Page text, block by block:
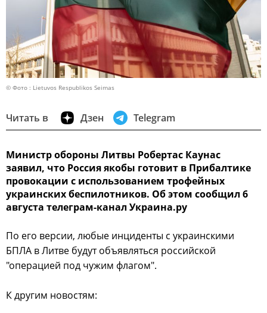
© Фото : Lietuvos Respublikos Seimas
Читать в Дзен Telegram
Министр обороны Литвы Робертас Каунас
заявил, что Россия якобы готовит в Прибалтике
провокации с использованием трофейных
украинских беспилотников. Об этом сообщил 6
августа телеграм-канал Украина.ру
По его версии, любые инциденты с украинскими
БПЛА в Литве будут объявляться российской
"операцией под чужим флагом".
К другим новостям: